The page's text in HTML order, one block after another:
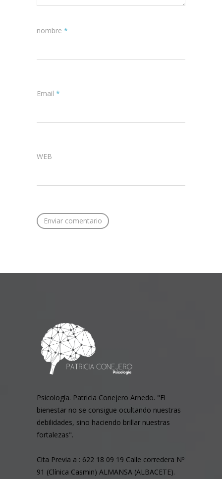
nombre *
Email *
WEB
Psicología. Patricia Conejero Arnedo. "El
bienestar no se consigue ocultando nuestras
debilidades, sino haciendo brillar nuestras
fortalezas".
Cita Previa a : 622 18 09 19 Calle corredera Nº
91 (Clínica Casmin) ALMANSA (ALBACETE).